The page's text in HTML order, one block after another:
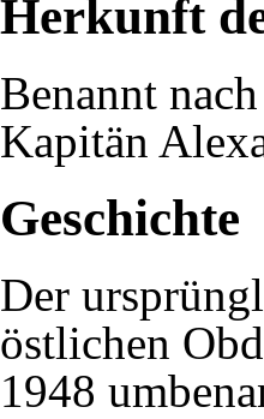
Herkunft
Benannt
Kapitän
Geschichte
Der
östlichen
1948